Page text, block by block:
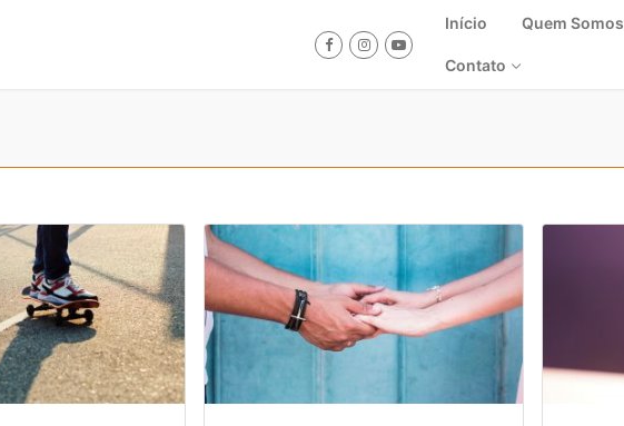
Início Quem Somos
Contato